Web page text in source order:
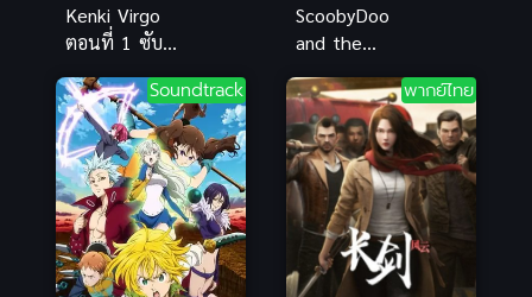
Kenki Virgo
ตอนที่ 1 ซับ
โนโตะ รู้จักกัน
ในนามจอม
เวทดาบ สรุป
ก่อนดู ข้อมูลเ
ScoobyDoo
and the
(2008) สกุ๊ปบี้
ดู ราชาแห่ง
ภูติ
Soundtrack พากย์ไทย